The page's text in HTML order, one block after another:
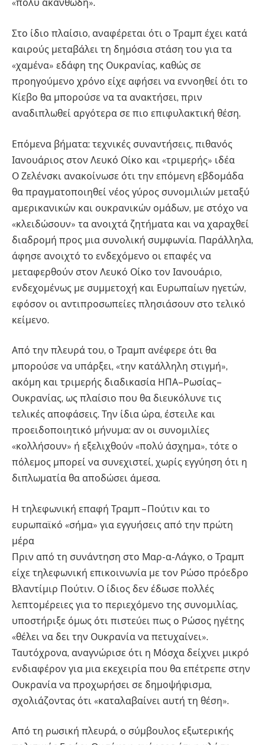
«πολύ ακανθώδη».
Στο ίδιο πλαίσιο, αναφέρεται ότι ο Τραμπ έχει κατά
καιρούς μεταβάλει τη δημόσια στάση του για τα
«χαμένα» εδάφη της Ουκρανίας, καθώς σε
προηγούμενο χρόνο είχε αφήσει να εννοηθεί ότι το
Κίεβο θα μπορούσε να τα ανακτήσει, πριν
αναδιπλωθεί αργότερα σε πιο επιφυλακτική θέση.
Επόμενα βήματα: τεχνικές συναντήσεις, πιθανός
Ιανουάριος στον Λευκό Οίκο και «τριμερής» ιδέα
Ο Ζελένσκι ανακοίνωσε ότι την επόμενη εβδομάδα
θα πραγματοποιηθεί νέος γύρος συνομιλιών μεταξύ
αμερικανικών και ουκρανικών ομάδων, με στόχο να
«κλειδώσουν» τα ανοιχτά ζητήματα και να χαραχθεί
διαδρομή προς μια συνολική συμφωνία. Παράλληλα,
άφησε ανοιχτό το ενδεχόμενο οι επαφές να
μεταφερθούν στον Λευκό Οίκο τον Ιανουάριο,
ενδεχομένως με συμμετοχή και Ευρωπαίων ηγετών,
εφόσον οι αντιπροσωπείες πλησιάσουν στο τελικό
κείμενο.
Από την πλευρά του, ο Τραμπ ανέφερε ότι θα
μπορούσε να υπάρξει, «την κατάλληλη στιγμή»,
ακόμη και τριμερής διαδικασία ΗΠΑ–Ρωσίας–
Ουκρανίας, ως πλαίσιο που θα διευκόλυνε τις
τελικές αποφάσεις. Την ίδια ώρα, έστειλε και
προειδοποιητικό μήνυμα: αν οι συνομιλίες
«κολλήσουν» ή εξελιχθούν «πολύ άσχημα», τότε ο
πόλεμος μπορεί να συνεχιστεί, χωρίς εγγύηση ότι η
διπλωματία θα αποδώσει άμεσα.
Η τηλεφωνική επαφή Τραμπ – Πούτιν και το
ευρωπαϊκό «σήμα» για εγγυήσεις από την πρώτη
μέρα
Πριν από τη συνάντηση στο Μαρ-α-Λάγκο, ο Τραμπ
είχε τηλεφωνική επικοινωνία με τον Ρώσο πρόεδρο
Βλαντίμιρ Πούτιν. Ο ίδιος δεν έδωσε πολλές
λεπτομέρειες για το περιεχόμενο της συνομιλίας,
υποστήριξε όμως ότι πιστεύει πως ο Ρώσος ηγέτης
«θέλει να δει την Ουκρανία να πετυχαίνει».
Ταυτόχρονα, αναγνώρισε ότι η Μόσχα δείχνει μικρό
ενδιαφέρον για μια εκεχειρία που θα επέτρεπε στην
Ουκρανία να προχωρήσει σε δημοψήφισμα,
σχολιάζοντας ότι «καταλαβαίνει αυτή τη θέση».
Από τη ρωσική πλευρά, ο σύμβουλος εξωτερικής